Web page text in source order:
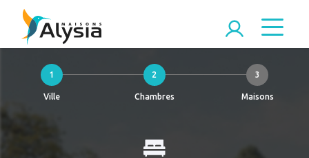
1
Ville
2
Chambres
3
Maisons